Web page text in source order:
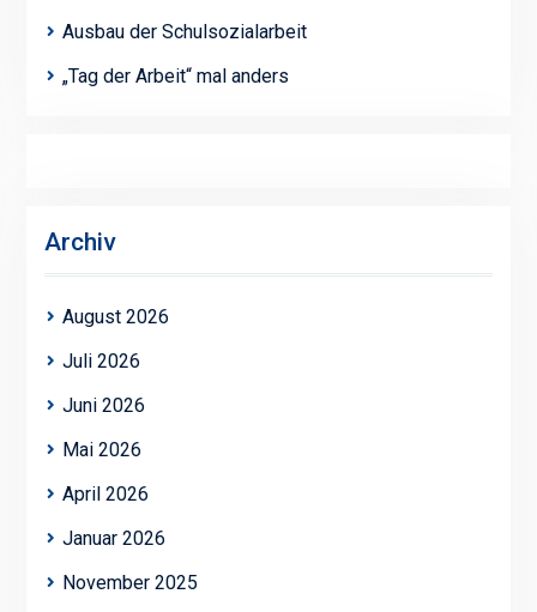
Ausbau der Schulsozialarbeit
„Tag der Arbeit“ mal anders
Archiv
August 2026
Juli 2026
Juni 2026
Mai 2026
April 2026
Januar 2026
November 2025